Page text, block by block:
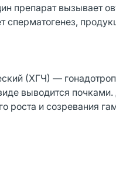
препарат вызывает
(ХГЧ) —
выводится
роста и созревания